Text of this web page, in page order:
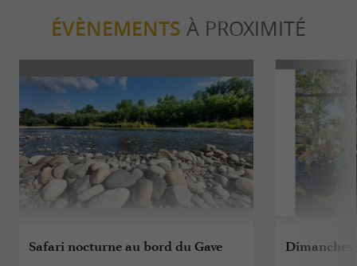
ÉVÈNEMENTS À PROXIMITÉ
Safari nocturne au bord du Gave